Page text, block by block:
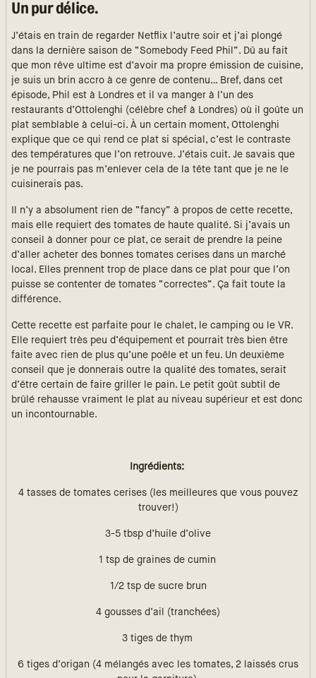
Un pur délice.
J’étais en train de regarder Netflix l’autre soir et j’ai plongé
dans la dernière saison de “Somebody Feed Phil”. Dû au fait
que mon rêve ultime est d’avoir ma propre émission de cuisine,
je suis un brin accro à ce genre de contenu… Bref, dans cet
épisode, Phil est à Londres et il va manger à l’un des
restaurants d’Ottolenghi (célèbre chef à Londres) où il goûte un
plat semblable à celui-ci. À un certain moment, Ottolenghi
explique que ce qui rend ce plat si spécial, c’est le contraste
des températures que l’on retrouve. J’étais cuit. Je savais que
je ne pourrais pas m’enlever cela de la tête tant que je ne le
cuisinerais pas.
Il n’y a absolument rien de “fancy” à propos de cette recette,
mais elle requiert des tomates de haute qualité. Si j’avais un
conseil à donner pour ce plat, ce serait de prendre la peine
d’aller acheter des bonnes tomates cerises dans un marché
local. Elles prennent trop de place dans ce plat pour que l’on
puisse se contenter de tomates “correctes”. Ça fait toute la
différence.
Cette recette est parfaite pour le chalet, le camping ou le VR.
Elle requiert très peu d’équipement et pourrait très bien être
faite avec rien de plus qu’une poêle et un feu. Un deuxième
conseil que je donnerais outre la qualité des tomates, serait
d’être certain de faire griller le pain. Le petit goût subtil de
brûlé rehausse vraiment le plat au niveau supérieur et est donc
un incontournable.
Ingrédients:
4 tasses de tomates cerises (les meilleures que vous pouvez
trouver!)
3-5 tbsp d’huile d’olive
1 tsp de graines de cumin
1/2 tsp de sucre brun
4 gousses d’ail (tranchées)
3 tiges de thym
6 tiges d’origan (4 mélangés avec les tomates, 2 laissés crus